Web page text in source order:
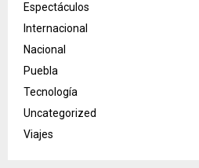
Espectáculos
Internacional
Nacional
Puebla
Tecnología
Uncategorized
Viajes